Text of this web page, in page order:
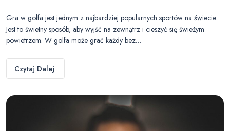
Gra w golfa jest jednym z najbardziej popularnych sportów na świecie.
Jest to świetny sposób, aby wyjść na zewnątrz i cieszyć się świeżym
powietrzem. W golfa może grać każdy bez…
Czytaj Dalej